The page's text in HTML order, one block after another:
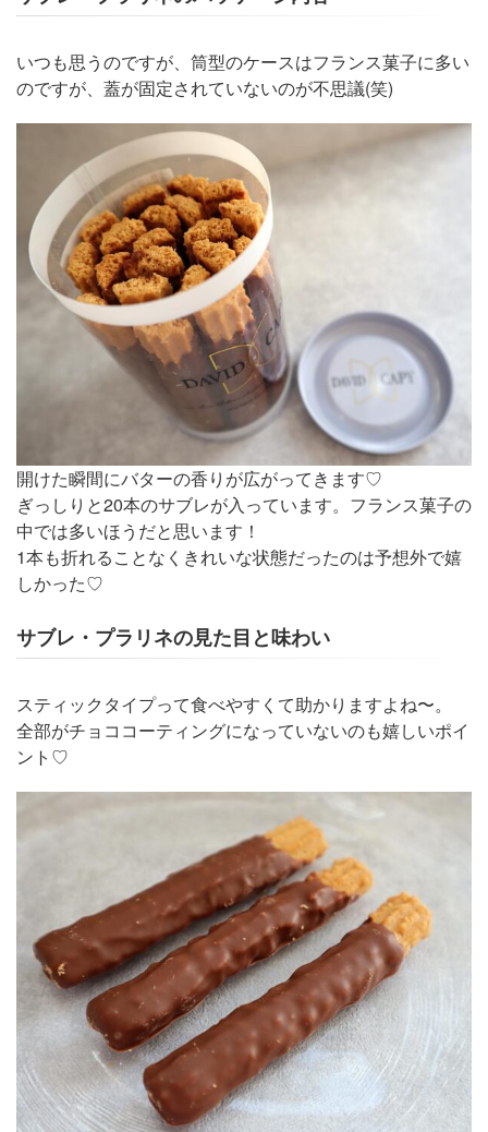
いつも思うのですが、筒型のケースはフランス菓子に多い
のですが、蓋が固定されていないのが不思議(笑)
開けた瞬間にバターの香りが広がってきます♡
ぎっしりと20本のサブレが入っています。フランス菓子の
中では多いほうだと思います！
1本も折れることなくきれいな状態だったのは予想外で嬉
しかった♡
サブレ・プラリネの見た目と味わい
スティックタイプって食べやすくて助かりますよね〜。
全部がチョココーティングになっていないのも嬉しいポイ
ント♡